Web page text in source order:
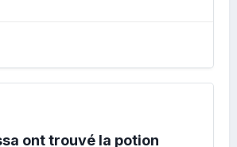
ont trouvé la potion